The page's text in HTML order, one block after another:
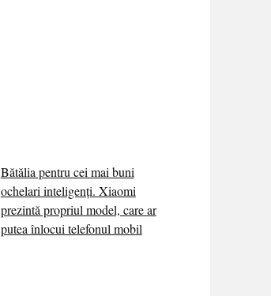
Bătălia pentru cei mai buni
ochelari inteligenți. Xiaomi
prezintă propriul model, care ar
putea înlocui telefonul mobil